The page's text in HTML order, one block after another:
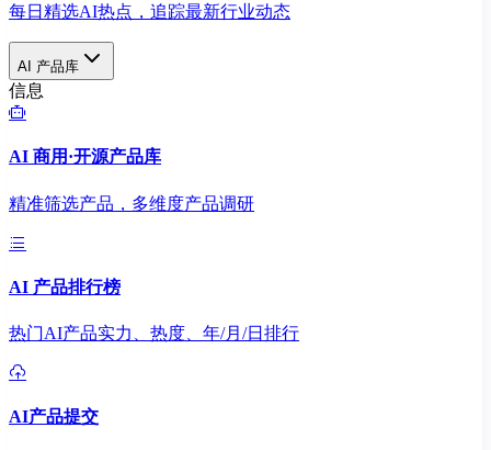
每日精选AI热点，追踪最新行业动态
AI 产品库
信息
AI 商用·开源产品库
精准筛选产品，多维度产品调研
AI 产品排行榜
热门AI产品实力、热度、年/月/日排行
AI产品提交